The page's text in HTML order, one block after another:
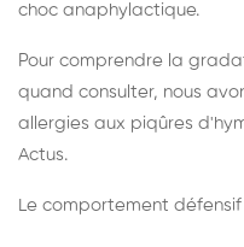
choc anaphylactique.
Pour comprendre la
quand consulter, nous
allergies aux piqûres
Actus.
Le comportement